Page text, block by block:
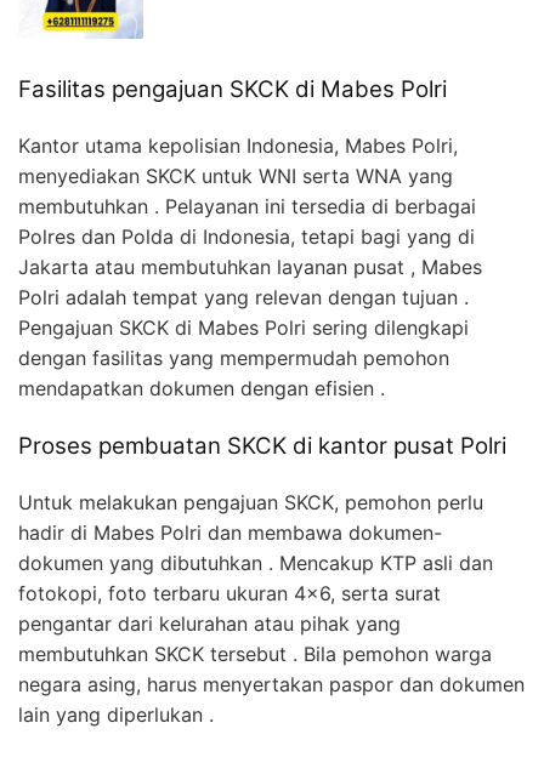
Fasilitas pengajuan SKCK di Mabes Polri
Kantor utama kepolisian Indonesia, Mabes Polri,
menyediakan SKCK untuk WNI serta WNA yang
membutuhkan . Pelayanan ini tersedia di berbagai
Polres dan Polda di Indonesia, tetapi bagi yang di
Jakarta atau membutuhkan layanan pusat , Mabes
Polri adalah tempat yang relevan dengan tujuan .
Pengajuan SKCK di Mabes Polri sering dilengkapi
dengan fasilitas yang mempermudah pemohon
mendapatkan dokumen dengan efisien .
Proses pembuatan SKCK di kantor pusat Polri
Untuk melakukan pengajuan SKCK, pemohon perlu
hadir di Mabes Polri dan membawa dokumen-
dokumen yang dibutuhkan . Mencakup KTP asli dan
fotokopi, foto terbaru ukuran 4×6, serta surat
pengantar dari kelurahan atau pihak yang
membutuhkan SKCK tersebut . Bila pemohon warga
negara asing, harus menyertakan paspor dan dokumen
lain yang diperlukan .